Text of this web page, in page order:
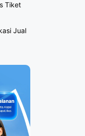
Tiket
Jual